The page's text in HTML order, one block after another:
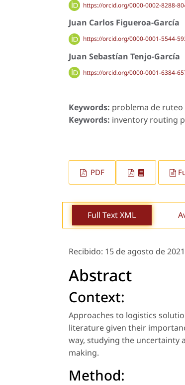
https://orcid.org/0000-0002-8288-
Juan Carlos Figueroa-García
https://orcid.org/0000-0001-5544-
Juan Sebastían Tenjo-García
https://orcid.org/0000-0001-6384-
Keywords: problema de
Keywords: inventory routing
PDF
Full Text XML
Recibido: 15 de agosto de
Abstract
Context:
Approaches to logistics
literature given their
way, studying the uncertainty
making.
Method: